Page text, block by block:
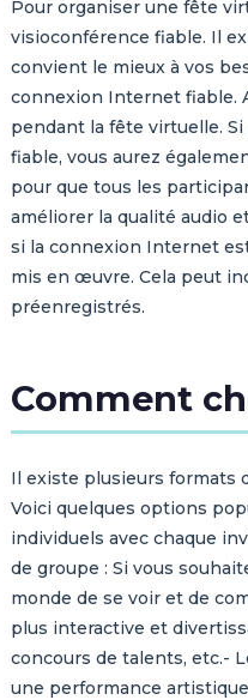
Pour organiser une fête
visioconférence fiable. Il
convient le mieux à vos
connexion Internet fiable.
pendant la fête virtuelle.
fiable, vous aurez
pour que tous les
améliorer la qualité audio
si la connexion Internet
mis en œuvre. Cela peut
préenregistrés.
Comment
Il existe plusieurs formats
Voici quelques options
individuels avec chaque
de groupe : Si vous
monde de se voir et de
plus interactive et
concours de talents, etc.-
une performance